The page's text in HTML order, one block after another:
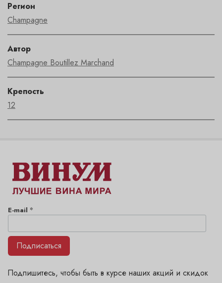
Регион
Champagne
Автор
Champagne Boutillez Marchand
Крепость
12
Подпишитесь, чтобы быть в курсе наших акций и скидок
E-mail *
Подписаться